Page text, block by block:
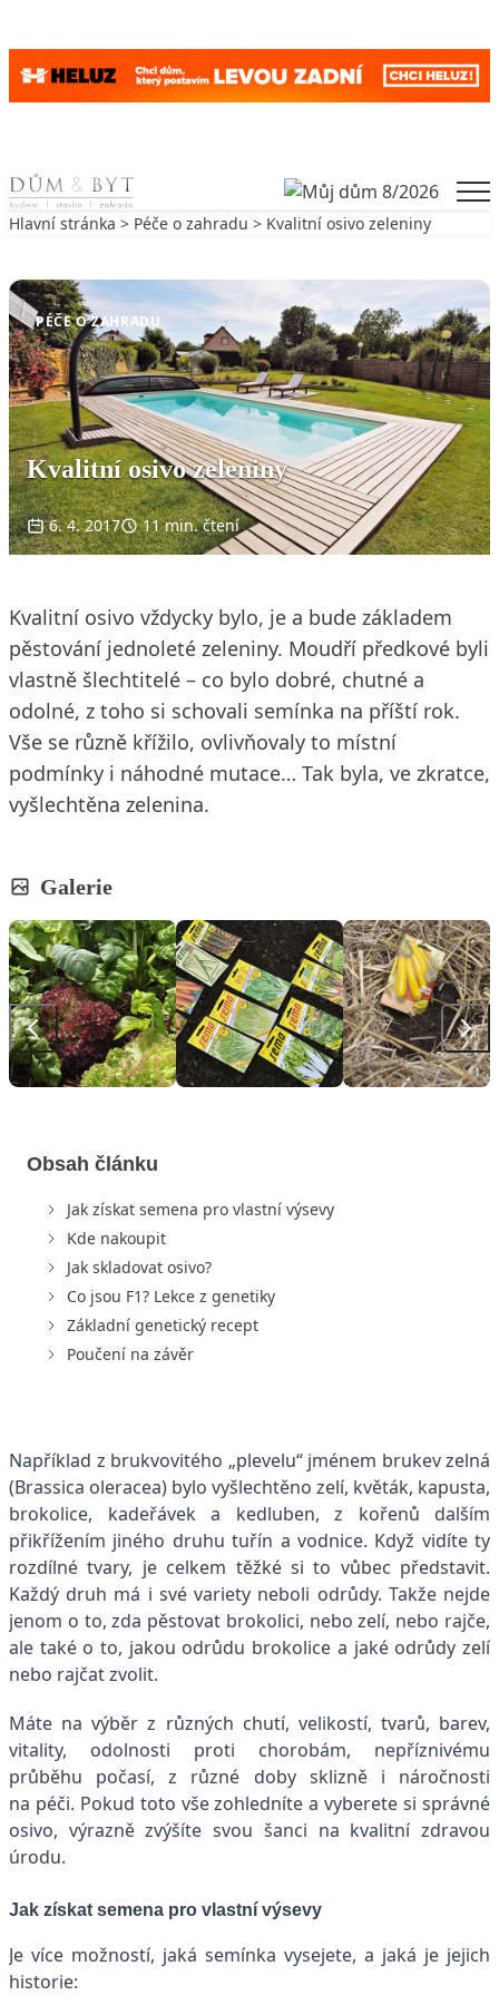
Skip to content
Hlavní stránka > Péče o zahradu > Kvalitní osivo zeleniny
PÉČE O ZAHRADU
Kvalitní osivo zeleniny
6. 4. 2017 11 min. čtení
Kvalitní osivo vždycky bylo, je a bude základem
pěstování jednoleté zeleniny. Moudří předkové byli
vlastně šlechtitelé – co bylo dobré, chutné a
odolné, z toho si schovali semínka na příští rok.
Vše se různě křížilo, ovlivňovaly to místní
podmínky i náhodné mutace… Tak byla, ve zkratce,
vyšlechtěna zelenina.
Galerie
Obsah článku
Jak získat semena pro vlastní výsevy
Kde nakoupit
Jak skladovat osivo?
Co jsou F1? Lekce z genetiky
Základní genetický recept
Poučení na závěr
Například z brukvovitého „plevelu“ jménem brukev zelná
(Brassica oleracea) bylo vyšlechtěno zelí, květák, kapusta,
brokolice, kadeřávek a kedluben, z kořenů dalším
přikřížením jiného druhu tuřín a vodnice. Když vidíte ty
rozdílné tvary, je celkem těžké si to vůbec představit.
Každý druh má i své variety neboli odrůdy. Takže nejde
jenom o to, zda pěstovat brokolici, nebo zelí, nebo rajče,
ale také o to, jakou odrůdu brokolice a jaké odrůdy zelí
nebo rajčat zvolit.
Máte na výběr z různých chutí, velikostí, tvarů, barev,
vitality, odolnosti proti chorobám, nepříznivému
průběhu počasí, z různé doby sklizně i náročnosti
na péči. Pokud toto vše zohledníte a vyberete si správné
osivo, výrazně zvýšíte svou šanci na kvalitní zdravou
úrodu.
Jak získat semena pro vlastní výsevy
Je více možností, jaká semínka vysejete, a jaká je jejich
historie: